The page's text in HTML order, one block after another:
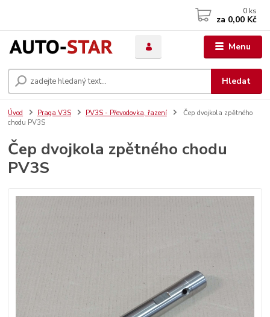
Menu
Hledat
0 ks
za 0,00 Kč
Úvod Praga V3S PV3S - Převodovka, řazení
Čep dvojkola zpětného
chodu PV3S
Čep dvojkola zpětného chodu
PV3S